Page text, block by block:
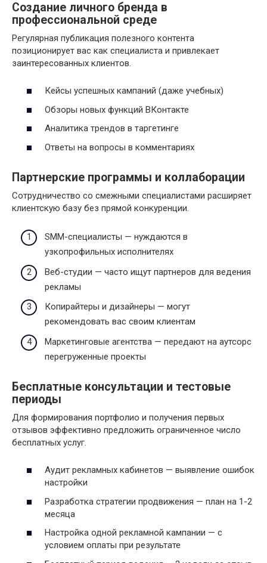
Создание личного бренда в
профессиональной среде
Регулярная публикация полезного контента
позиционирует вас как специалиста и привлекает
заинтересованных клиентов.
Кейсы успешных кампаний (даже учебных)
Обзоры новых функций ВКонтакте
Аналитика трендов в таргетинге
Ответы на вопросы в комментариях
Партнерские программы и коллаборации
Сотрудничество со смежными специалистами расширяет
клиентскую базу без прямой конкуренции.
SMM-специалисты — нуждаются в
узкопрофильных исполнителях
Веб-студии — часто ищут партнеров для ведения
рекламы
Копирайтеры и дизайнеры — могут
рекомендовать вас своим клиентам
Маркетинговые агентства — передают на аутсорс
перегруженные проекты
Бесплатные консультации и тестовые
периоды
Для формирования портфолио и получения первых
отзывов эффективно предложить ограниченное число
бесплатных услуг.
Аудит рекламных кабинетов — выявление ошибок
настройки
Разработка стратегии продвижения — план на 1-2
месяца
Настройка одной рекламной кампании — с
условием оплаты при результате